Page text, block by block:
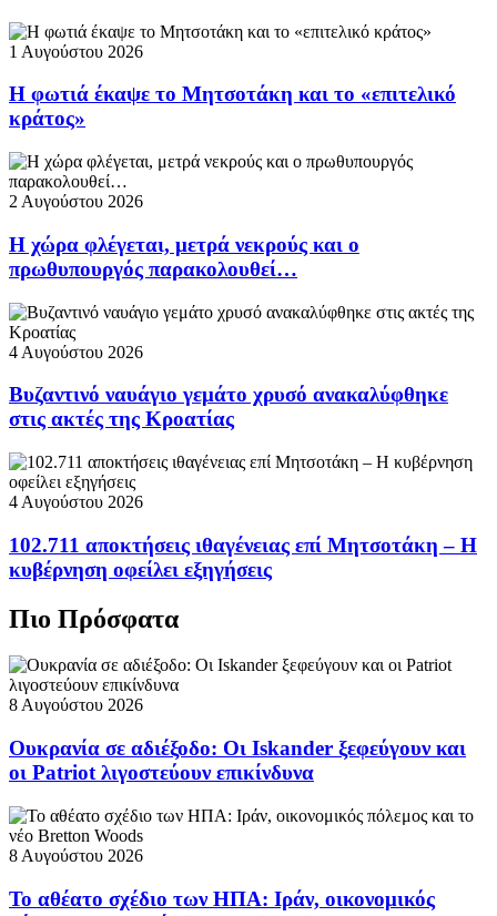
1 Αυγούστου 2026
Η φωτιά έκαψε το Μητσοτάκη και το «επιτελικό
κράτος»
2 Αυγούστου 2026
Η χώρα φλέγεται, μετρά νεκρούς και ο
πρωθυπουργός παρακολουθεί…
4 Αυγούστου 2026
Βυζαντινό ναυάγιο γεμάτο χρυσό ανακαλύφθηκε
στις ακτές της Κροατίας
4 Αυγούστου 2026
102.711 αποκτήσεις ιθαγένειας επί Μητσοτάκη – Η
κυβέρνηση οφείλει εξηγήσεις
Πιο Πρόσφατα
8 Αυγούστου 2026
Ουκρανία σε αδιέξοδο: Οι Iskander ξεφεύγουν και
οι Patriot λιγοστεύουν επικίνδυνα
8 Αυγούστου 2026
Το αθέατο σχέδιο των ΗΠΑ: Ιράν, οικονομικός